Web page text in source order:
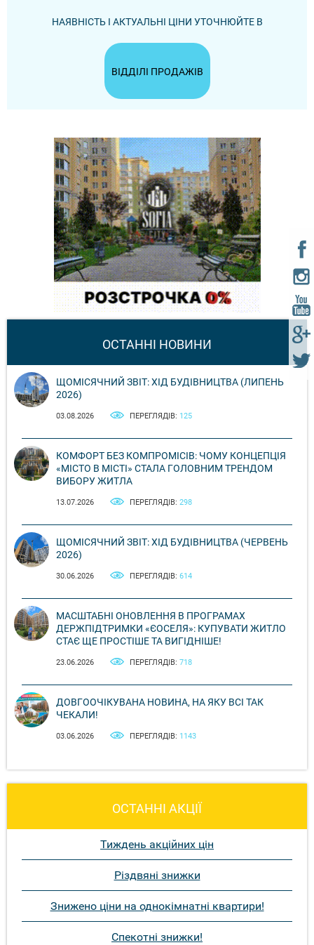
НАЯВНІСТЬ І АКТУАЛЬНІ ЦІНИ УТОЧНЮЙТЕ В
ВІДДІЛІ ПРОДАЖІВ
ОСТАННІ НОВИНИ
ЩОМІСЯЧНИЙ ЗВІТ: ХІД БУДІВНИЦТВА (ЛИПЕНЬ
2026)
03.08.2026 ПЕРЕГЛЯДІВ: 125
КОМФОРТ БЕЗ КОМПРОМІСІВ: ЧОМУ КОНЦЕПЦІЯ
«МІСТО В МІСТІ» СТАЛА ГОЛОВНИМ ТРЕНДОМ
ВИБОРУ ЖИТЛА
13.07.2026 ПЕРЕГЛЯДІВ: 298
ЩОМІСЯЧНИЙ ЗВІТ: ХІД БУДІВНИЦТВА (ЧЕРВЕНЬ
2026)
30.06.2026 ПЕРЕГЛЯДІВ: 614
МАСШТАБНІ ОНОВЛЕННЯ В ПРОГРАМАХ
ДЕРЖПІДТРИМКИ «ЄОСЕЛЯ»: КУПУВАТИ ЖИТЛО
СТАЄ ЩЕ ПРОСТІШЕ ТА ВИГІДНІШЕ!
23.06.2026 ПЕРЕГЛЯДІВ: 718
ДОВГООЧІКУВАНА НОВИНА, НА ЯКУ ВСІ ТАК
ЧЕКАЛИ!
03.06.2026 ПЕРЕГЛЯДІВ: 1143
ОСТАННІ АКЦІЇ
Тиждень акційних цін
Різдвяні знижки
Знижено ціни на однокімнатні квартири!
Спекотні знижки!